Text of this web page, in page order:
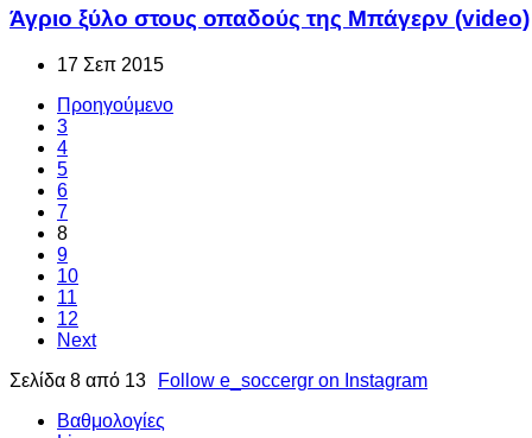
Άγριο ξύλο στους οπαδούς της Μπάγερν (video)
17 Σεπ 2015
Προηγούμενο
3
4
5
6
7
8
9
10
11
12
Next
Σελίδα 8 από 13
Follow e_soccergr on Instagram
Βαθμολογίες